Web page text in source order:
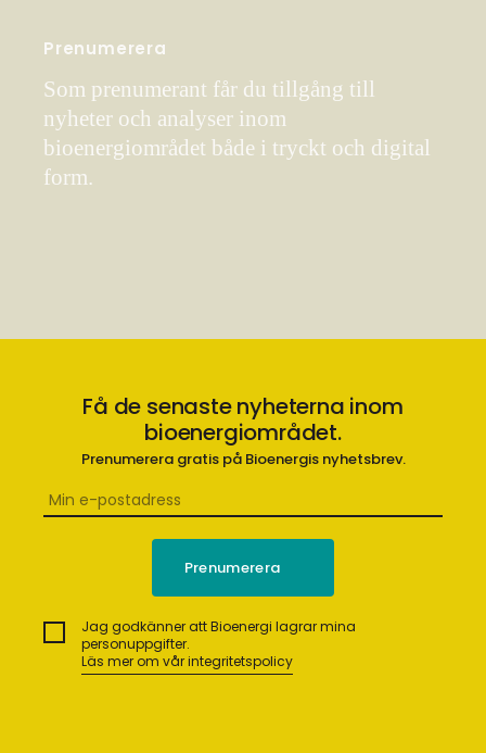
Prenumerera
Som prenumerant får du tillgång till
nyheter och analyser inom
bioenergiområdet både i tryckt och digital
form.
Få de senaste nyheterna inom
bioenergiområdet.
Prenumerera gratis på Bioenergis nyhetsbrev.
Jag godkänner att Bioenergi lagrar mina
personuppgifter.
Läs mer om vår integritetspolicy